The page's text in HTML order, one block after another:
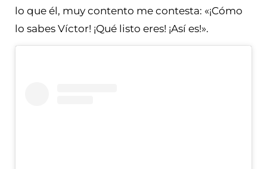
lo que él, muy contento me contesta: «¡Cómo
lo sabes Víctor! ¡Qué listo eres! ¡Así es!».